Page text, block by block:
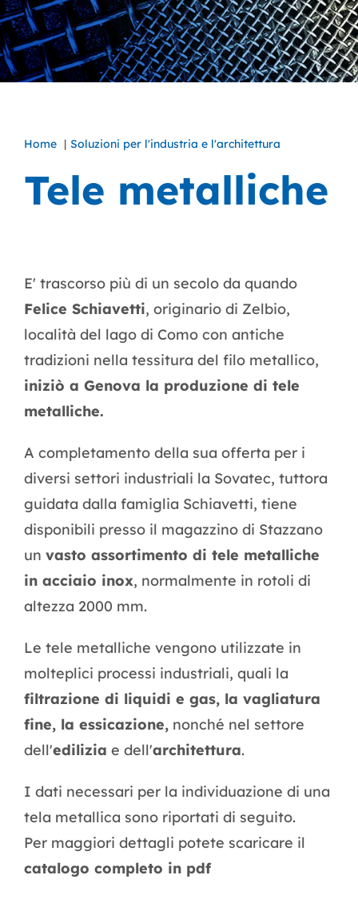
Home Soluzioni per l'industria e l'architettura
Tele metalliche
E' trascorso più di un secolo da quando
Felice Schiavetti, originario di Zelbio,
località del lago di Como con antiche
tradizioni nella tessitura del filo metallico,
iniziò a Genova la produzione di tele
metalliche.
A completamento della sua offerta per i
diversi settori industriali la Sovatec, tuttora
guidata dalla famiglia Schiavetti, tiene
disponibili presso il magazzino di Stazzano
un vasto assortimento di tele metalliche
in acciaio inox, normalmente in rotoli di
altezza 2000 mm.
Le tele metalliche vengono utilizzate in
molteplici processi industriali, quali la
filtrazione di liquidi e gas, la vagliatura
fine, la essicazione,nonché nel settore
dell'edilizia e dell'architettura.
I dati necessari per la individuazione di una
tela metallica sono riportati di seguito.
Per maggiori dettagli potete scaricare il
catalogo completo in pdf